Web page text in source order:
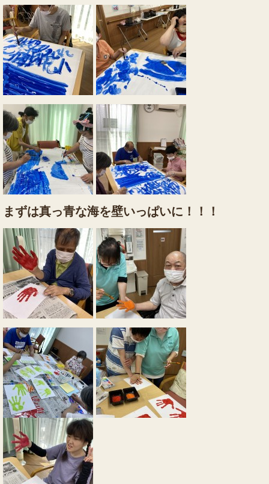
まずは真っ青な海を壁いっぱいに！！！